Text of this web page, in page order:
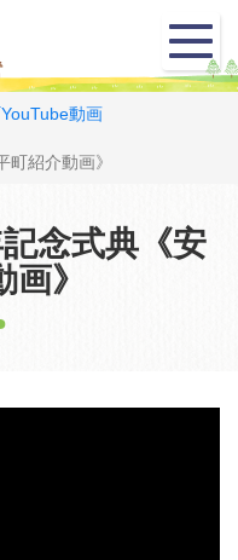
メ
ニ
ュ
動画
紹介動画》
念式典《安
》